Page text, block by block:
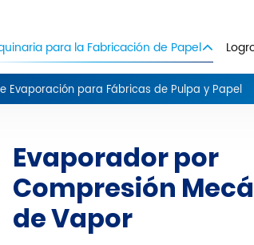
para la Fabricación de Papel
Evaporación para Fábricas de Pulpa y Papel
Evaporador por
Compresión
de Vapor